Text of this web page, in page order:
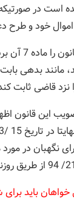
خود و
بدهی
نزد قاضی
این قانون
باید برای